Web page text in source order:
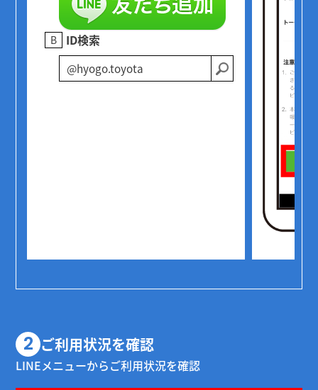
B ID検索
@hyogo.toyota
2 ご利用状況を確認
LINEメニューからご利用状況を確認